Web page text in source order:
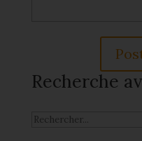
Recherche